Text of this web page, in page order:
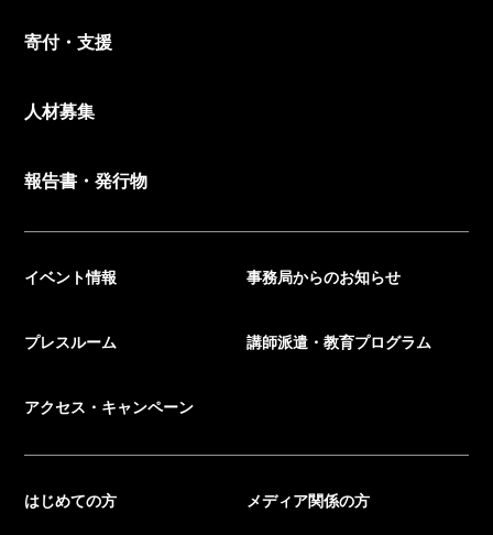
寄付・支援
人材募集
報告書・発行物
イベント情報 事務局からのお知らせ
プレスルーム 講師派遣・教育プログラム
アクセス・キャンペーン
はじめての方 メディア関係の方